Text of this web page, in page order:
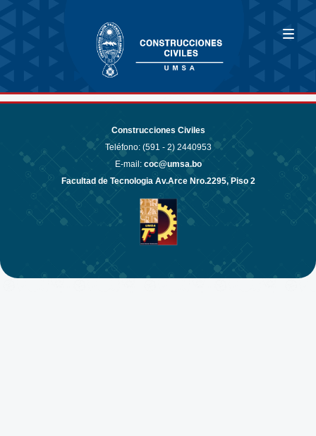
Construcciones Civiles
Teléfono: (591 - 2) 2440953
E-mail: coc@umsa.bo
Facultad de Tecnologia Av.Arce Nro.2295, Piso 2